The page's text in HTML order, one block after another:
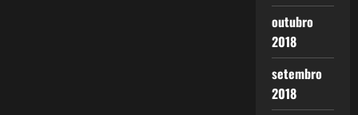
outubro
2018
setembro
2018